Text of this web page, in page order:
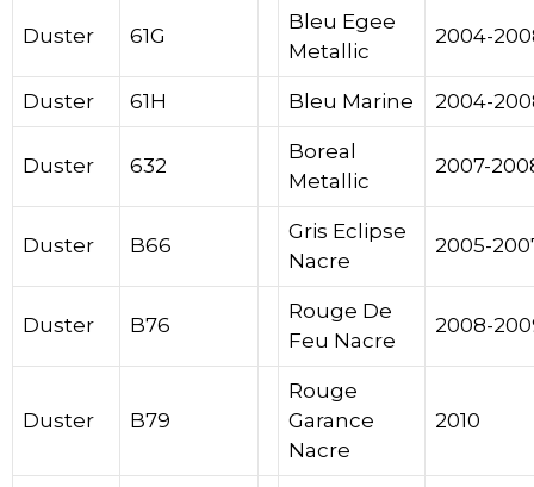
Duster 61G
Bleu Egee
Metallic
2004-
Duster 61H Bleu Marine 2004-
Duster 632
Boreal
Metallic
2007-
Duster B66
Gris Eclipse
Nacre
2005-
Duster B76
Rouge De
Feu Nacre
2008-
Duster B79
Rouge
Garance
Nacre
2010